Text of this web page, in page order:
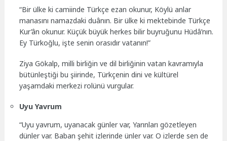
“Bir ülke ki camiinde Türkçe ezan okunur, Köylü anlar
manasını namazdaki duânın. Bir ülke ki mektebinde Türkçe
Kur’ân okunur. Küçük büyük herkes bilir buyruğunu Hüdâ’nın.
Ey Türkoğlu, işte senin orasıdır vatanın!”
Ziya Gökalp, milli birliğin ve dil birliğinin vatan kavramıyla
bütünleştiği bu şiirinde, Türkçenin dini ve kültürel
yaşamdaki merkezi rolünü vurgular.
Uyu Yavrum
“Uyu yavrum, uyanacak günler var, Yarınları gözetleyen
dünler var. Baban şehit izlerinde ünler var. O izlerde sen de